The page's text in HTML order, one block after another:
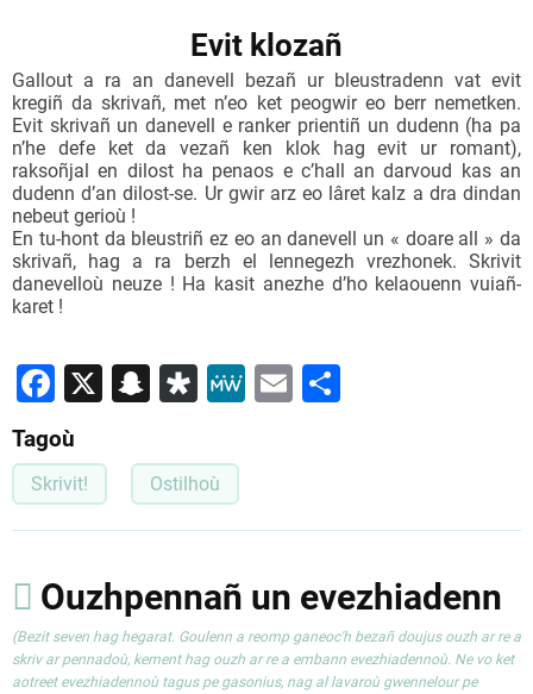
Evit klozañ
Gallout a ra an danevell bezañ ur bleustradenn vat evit
kregiñ da skrivañ, met n’eo ket peogwir eo berr nemetken.
Evit skrivañ un danevell e ranker prientiñ un dudenn (ha pa
n’he defe ket da vezañ ken klok hag evit ur romant),
raksoñjal en dilost ha penaos e c’hall an darvoud kas an
dudenn d’an dilost-se. Ur gwir arz eo lâret kalz a dra dindan
nebeut gerioù !
En tu-hont da bleustriñ ez eo an danevell un « doare all » da
skrivañ, hag a ra berzh el lennegezh vrezhonek. Skrivit
danevelloù neuze ! Ha kasit anezhe d’ho kelaouenn vuiañ-
karet !
Facebook
X Snapchat
Diaspora
MeWe
Email
Tagoù
Skrivit! Ostilhoù
Ouzhpennañ un evezhiadenn
(Bezit seven hag hegarat. Goulenn a reomp ganeoc'h bezañ doujus ouzh ar re a
skriv ar pennadoù, kement hag ouzh ar re a embann evezhiadennoù. Ne vo ket
aotreet evezhiadennoù tagus pe gasonius, nag al lavaroù gwennelour pe